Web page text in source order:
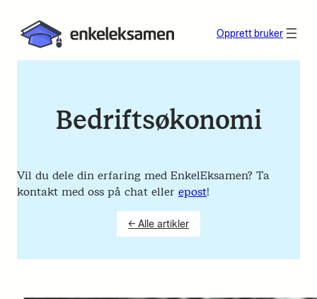
Opprett bruker
Bedriftsøkonomi
Vil du dele din erfaring med EnkelEksamen? Ta
kontakt med oss på chat eller epost!
← Alle artikler